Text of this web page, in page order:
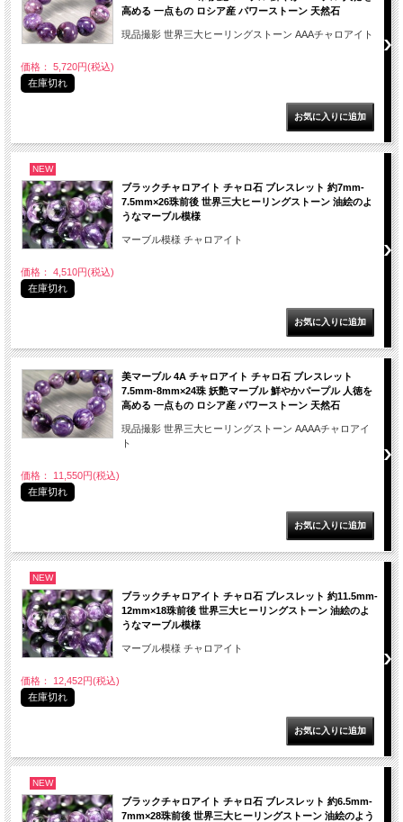
高める 一点もの ロシア産 パワーストーン 天然石
現品撮影 世界三大ヒーリングストーン AAAチャロアイト
価格： 5,720円(税込)
在庫切れ
NEW
ブラックチャロアイト チャロ石 ブレスレット 約7mm-
7.5mm×26珠前後 世界三大ヒーリングストーン 油絵のよ
うなマーブル模様
マーブル模様 チャロアイト
価格： 4,510円(税込)
在庫切れ
美マーブル 4A チャロアイト チャロ石 ブレスレット
7.5mm-8mm×24珠 妖艶マーブル 鮮やかパープル 人徳を
高める 一点もの ロシア産 パワーストーン 天然石
現品撮影 世界三大ヒーリングストーン AAAAチャロアイ
ト
価格： 11,550円(税込)
在庫切れ
NEW
ブラックチャロアイト チャロ石 ブレスレット 約11.5mm-
12mm×18珠前後 世界三大ヒーリングストーン 油絵のよ
うなマーブル模様
マーブル模様 チャロアイト
価格： 12,452円(税込)
在庫切れ
NEW
ブラックチャロアイト チャロ石 ブレスレット 約6.5mm-
7mm×28珠前後 世界三大ヒーリングストーン 油絵のよう